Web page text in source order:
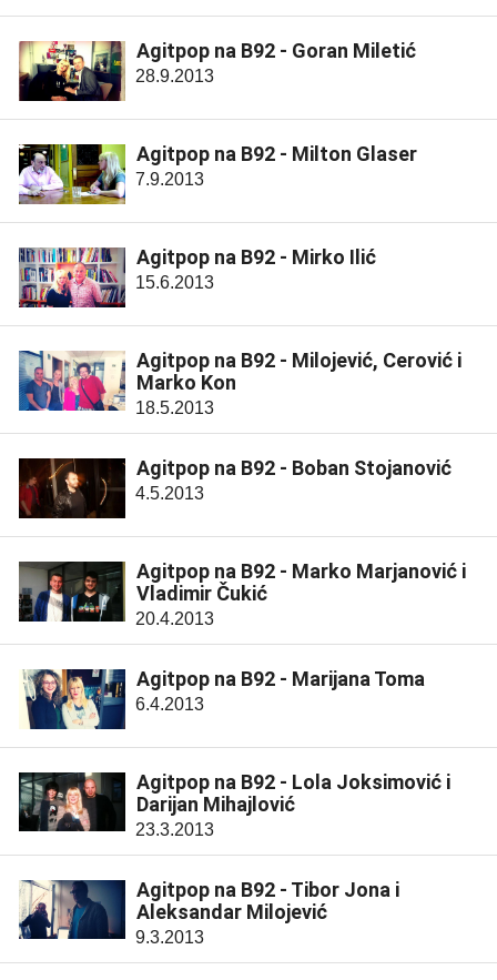
Agitpop na B92 - Goran Miletić
28.9.2013
Agitpop na B92 - Milton Glaser
7.9.2013
Agitpop na B92 - Mirko Ilić
15.6.2013
Agitpop na B92 - Milojević, Cerović i
Marko Kon
18.5.2013
Agitpop na B92 - Boban Stojanović
4.5.2013
Agitpop na B92 - Marko Marjanović i
Vladimir Čukić
20.4.2013
Agitpop na B92 - Marijana Toma
6.4.2013
Agitpop na B92 - Lola Joksimović i
Darijan Mihajlović
23.3.2013
Agitpop na B92 - Tibor Jona i
Aleksandar Milojević
9.3.2013